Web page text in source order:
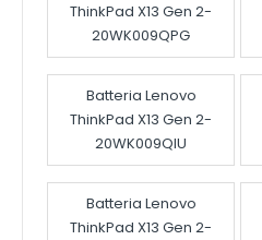
ThinkPad X13 Gen 2-
20WK009QPG
Batteria Lenovo
ThinkPad X13 Gen 2-
20WK009QIU
Batteria Lenovo
ThinkPad X13 Gen 2-